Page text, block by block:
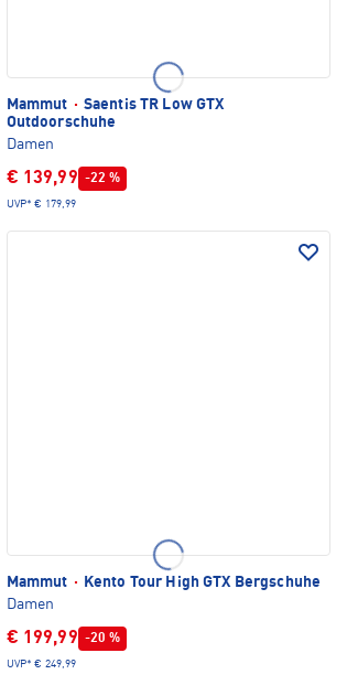
Mammut · Saentis TR Low GTX
Outdoorschuhe
Damen
€ 139,99 -22 %
UVP* € 179,99
Mammut ·
Kento Tour High GTX Bergschuhe
Damen
€ 199,99 -20 %
UVP* € 249,99